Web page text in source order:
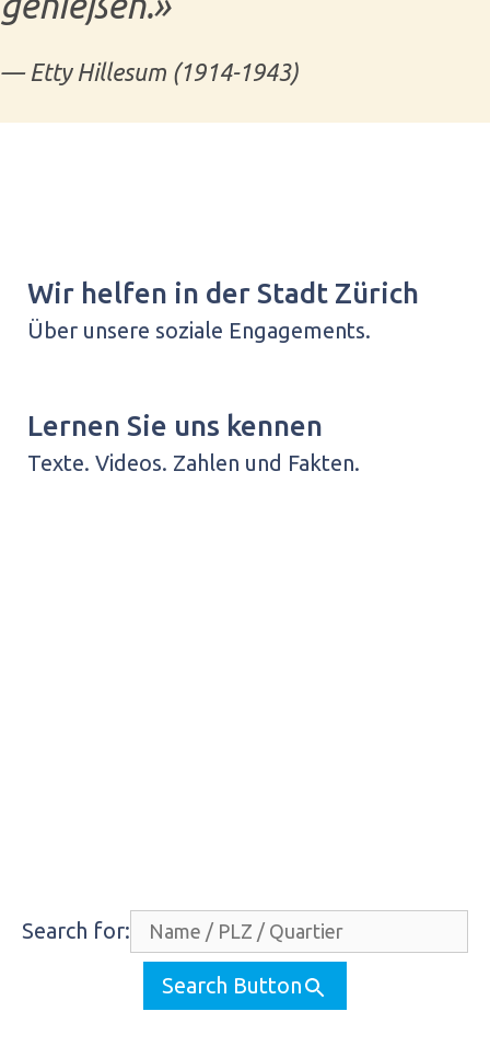
— Etty Hillesum (1914-1943)
Wir helfen in der Stadt Zürich
Über unsere soziale Engagements.
Lernen Sie uns kennen
Texte. Videos. Zahlen und Fakten.
Search for:
Search Button